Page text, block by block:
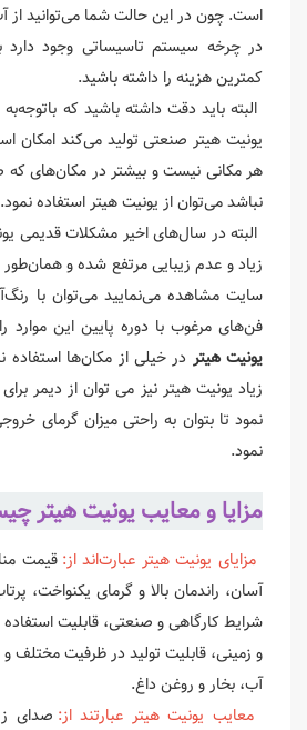
است. چون در این حالت شما می‌توانید از
در چرخه سیستم تاسیساتی وجود دارد
کمترین هزینه را داشته باشید.
البته باید دقت داشته باشید که
یونیت هیتر صنعتی تولید می‌کند امکان
هر مکانی نیست و بیشتر در مکان‌های
نباشد می‌توان از یونیت هیتر استفاده نمود.
البته در سال‌های اخیر مشکلات قدیمی
زیاد و عدم زیبایی مرتفع شده و
سایت مشاهده می‌نمایید می‌توان با
فن‌های مرغوب با دوره پایین این موارد
یونیت هیتر در خیلی از مکان‌ها استفاده
زیاد یونیت هیتر نیز می توان از دیمر
نمود تا بتوان به راحتی میزان گرمای
نمود.
مزایا و معایب یونیت هیتر
مزایای یونیت هیتر عبارت‌اند از: قیمت
آسان، راندمان بالا و گرمای یکنواخت،
شرایط کارگاهی و صنعتی، قابلیت
و زمینی، قابلیت تولید در ظرفیت مختلف و
آب، بخار و روغن داغ.
معایب یونیت هیتر عبارتند از: صدای